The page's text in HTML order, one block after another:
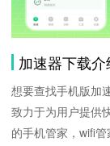
加速器下载介
想要查找手机版加
致力于为用户提供
的手机管家，wifi